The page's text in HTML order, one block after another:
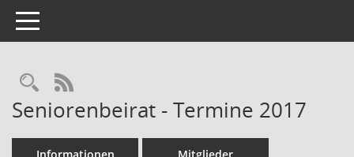
Toggle navigation
Rechercheauswahl
RSS-Feed
Seniorenbeirat - Termine 2017